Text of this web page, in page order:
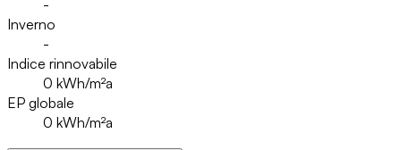
-
Inverno
-
Indice rinnovabile
0 kWh/m²a
EP globale
0 kWh/m²a